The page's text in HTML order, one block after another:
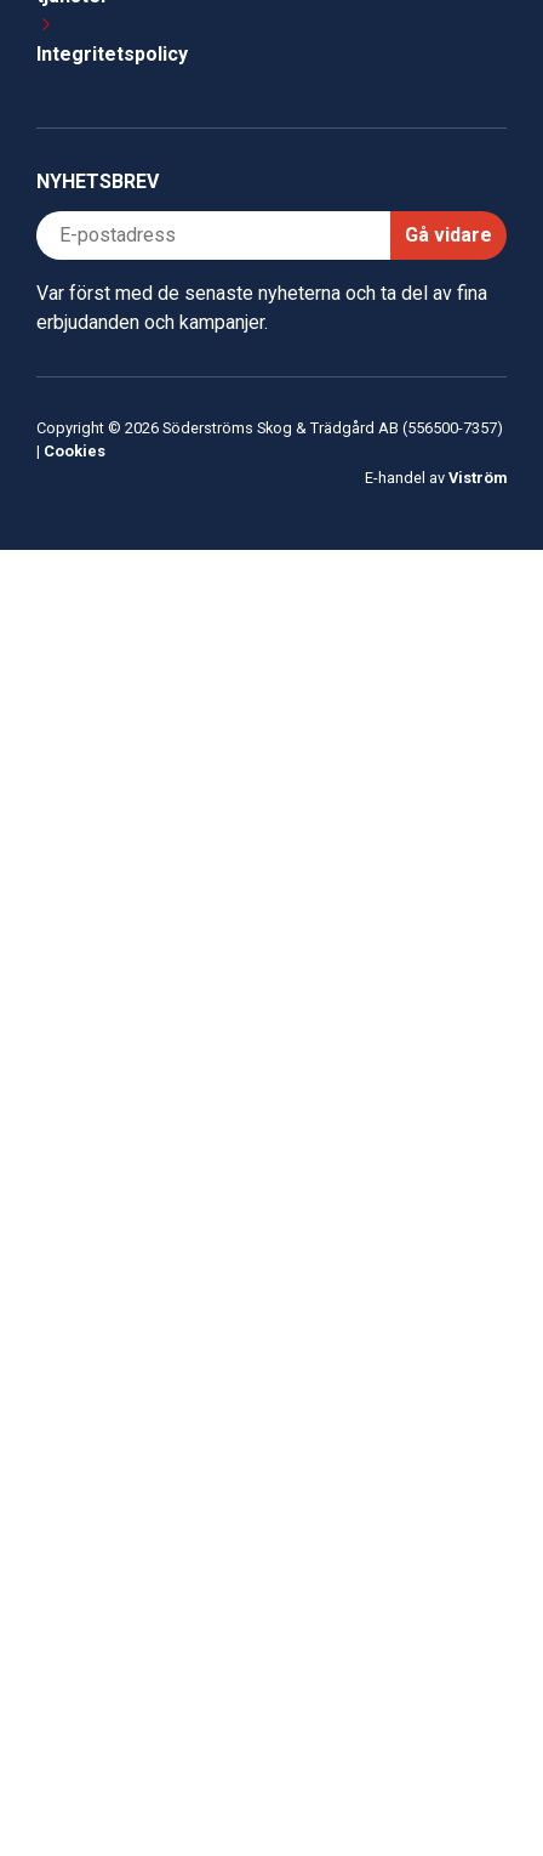
Integritetspolicy
NYHETSBREV
Gå vidare
Var först med de senaste nyheterna och ta del av fina
erbjudanden och kampanjer.
Copyright © 2026 Söderströms Skog & Trädgård AB (556500-7357)
| Cookies
E-handel av Viström